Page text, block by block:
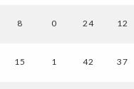
8 0 24 12
15 1 42 37